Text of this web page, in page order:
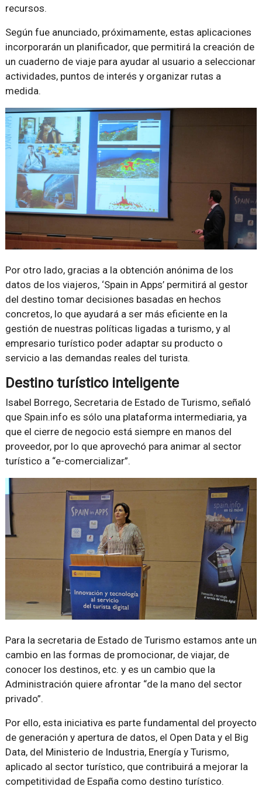
recursos.
Según fue anunciado, próximamente, estas aplicaciones
incorporarán un planificador, que permitirá la creación de
un cuaderno de viaje para ayudar al usuario a seleccionar
actividades, puntos de interés y organizar rutas a
medida.
Por otro lado, gracias a la obtención anónima de los
datos de los viajeros, ‘Spain in Apps’ permitirá al gestor
del destino tomar decisiones basadas en hechos
concretos, lo que ayudará a ser más eficiente en la
gestión de nuestras políticas ligadas a turismo, y al
empresario turístico poder adaptar su producto o
servicio a las demandas reales del turista.
Destino turístico inteligente
Isabel Borrego, Secretaria de Estado de Turismo, señaló
que Spain.info es sólo una plataforma intermediaria, ya
que el cierre de negocio está siempre en manos del
proveedor, por lo que aprovechó para animar al sector
turístico a e-comercializar .
Para la secretaria de Estado de Turismo estamos ante un
cambio en las formas de promocionar, de viajar, de
conocer los destinos, etc. y es un cambio que la
Administración quiere afrontar de la mano del sector
privado .
Por ello, esta iniciativa es parte fundamental del proyecto
de generación y apertura de datos, el Open Data y el Big
Data, del Ministerio de Industria, Energía y Turismo,
aplicado al sector turístico, que contribuirá a mejorar la
competitividad de España como destino turístico.